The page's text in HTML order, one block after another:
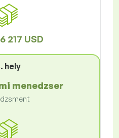
217 USD
hely
menedzser